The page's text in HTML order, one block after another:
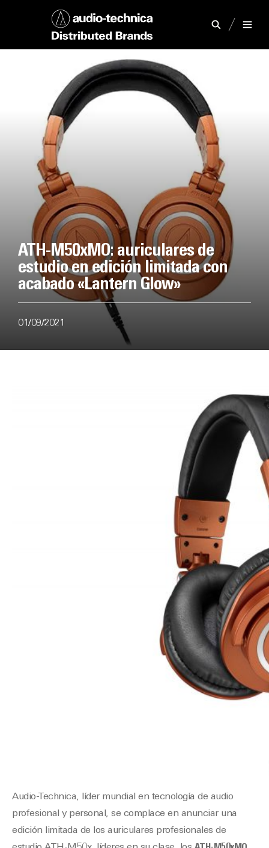
ATH-M50xMO: auriculares de
estudio en edición limitada con
acabado «Lantern Glow»
01/09/2021
Audio-Technica, líder mundial en tecnología de audio
profesional y personal, se complace en anunciar una
edición limitada de los auriculares profesionales de